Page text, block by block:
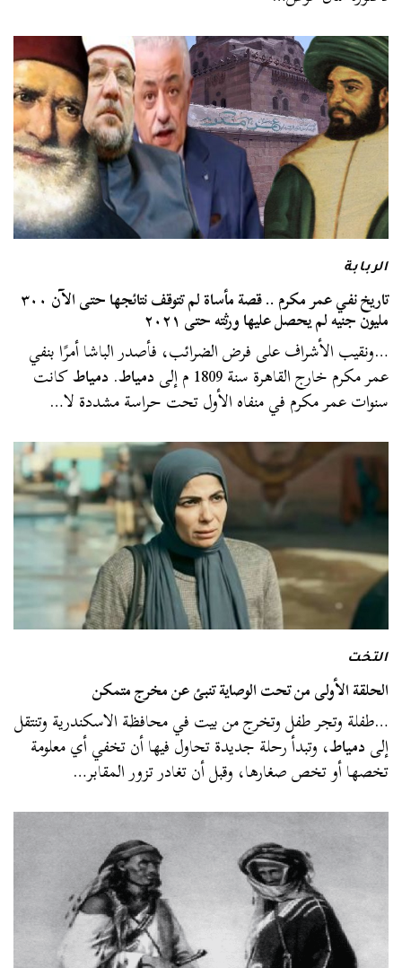
الربابة
تاريخ نفي عمر مكرم .. قصة مأساة لم تتوقف نتائجها حتى الآن ٣٠٠
مليون جنيه لم يحصل عليها ورثته حتى ٢٠٢١
…ونقيب الأشراف على فرض الضرائب، فأصدر الباشا أمرًا بنفي
عمر مكرم خارج القاهرة سنة 1809 م إلى دمياط. دمياطكانت
سنوات عمر مكرم في منفاه الأول تحت حراسة مشددة لا…
التخت
الحلقة الأولى من تحت الوصاية تنبئ عن مخرج متمكن
…طفلة وتجر طفل وتخرج من بيت في محافظة الاسكندرية وتنتقل
إلىدمياط، وتبدأ رحلة جديدة تحاول فيها أن تخفي أي معلومة
تخصها أو تخص صغارها، وقبل أن تغادر تزور المقابر…